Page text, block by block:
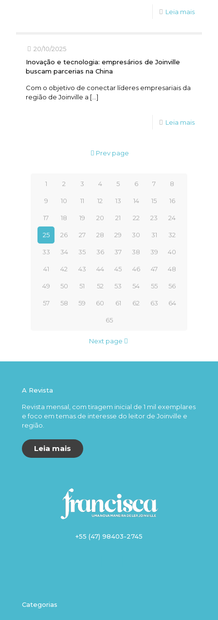
Leia mais
20/10/2025
Inovação e tecnologia: empresários de Joinville
buscam parcerias na China
Com o objetivo de conectar líderes empresariais da
região de Joinville a […]
Leia mais
Prev page
1 2 3 4 5 6 7 8
9 10 11 12 13 14 15 16
17 18 19 20 21 22 23 24
25 26 27 28 29 30 31 32
33 34 35 36 37 38 39 40
41 42 43 44 45 46 47 48
49 50 51 52 53 54 55 56
57 58 59 60 61 62 63 64
65
Next page
A Revista
Revista mensal, com tiragem inicial de 1 mil exemplares
e foco em temas de interesse do leitor de Joinville e
região.
Leia mais
+55 (47) 98403-2745
Categorias